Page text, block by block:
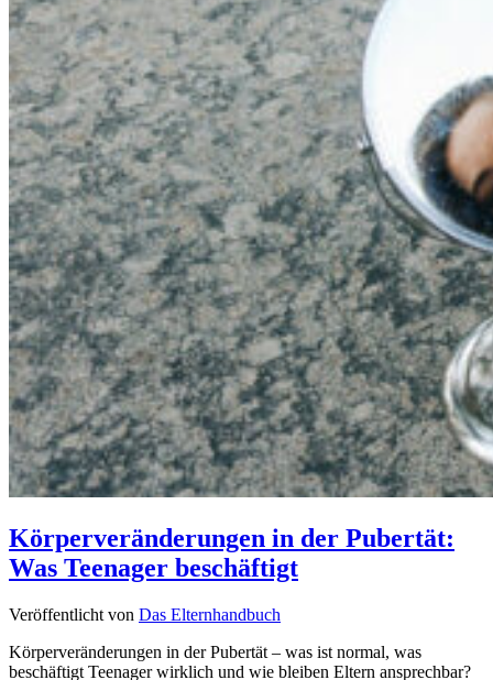
Körperveränderungen in der Pubertät:
Was Teenager beschäftigt
Veröffentlicht von Das Elternhandbuch
Körperveränderungen in der Pubertät – was ist normal, was
beschäftigt Teenager wirklich und wie bleiben Eltern ansprechbar?